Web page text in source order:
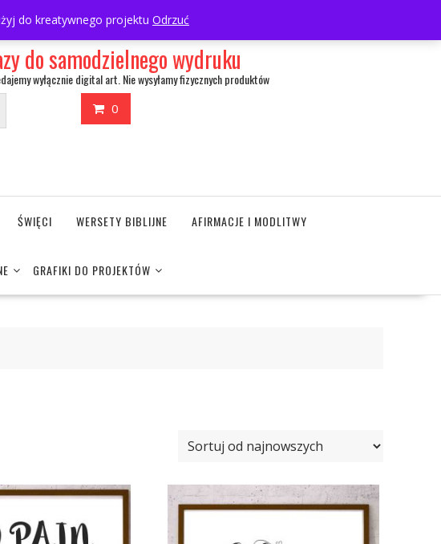
do kreatywnego projektu Odrzuć
do samodzielnego wydruku
wyłącznie digital art. Nie wysyłamy fizycznych produktów
0
ŚWIĘCI WERSETY BIBLIJNE AFIRMACJE I MODLITWY
GRAFIKI DO PROJEKTÓW